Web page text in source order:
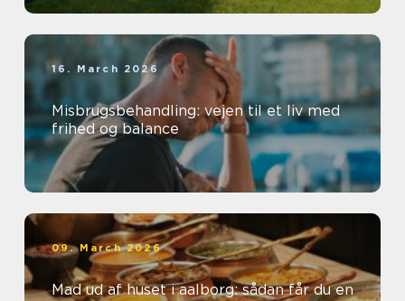
16. March 2026
Misbrugsbehandling: vejen til et liv med
frihed og balance
09. March 2026
Mad ud af huset i aalborg: sådan får du en